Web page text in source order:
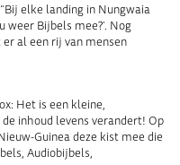
elke landing in Nungwaia
weer Bijbels mee?’. Nog
al een rij van mensen
Het is een kleine,
inhoud levens verandert! Op
Guinea deze kist mee die
Audiobijbels,